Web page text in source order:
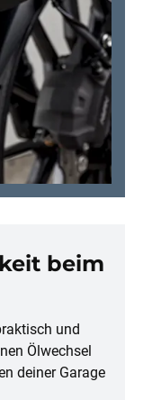
beim
und
Ölwechsel
deiner Garage